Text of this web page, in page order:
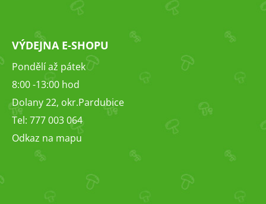
VÝDEJNA E-SHOPU
Pondělí až pátek
8:00 -13:00 hod
Dolany 22, okr.Pardubice
Tel: 777 003 064
Odkaz na mapu